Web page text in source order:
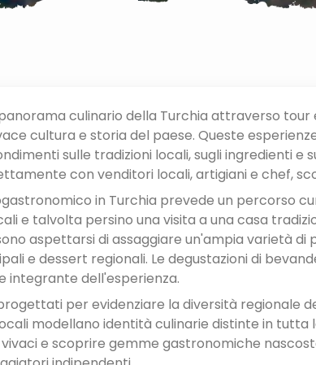
culinario della Turchia attraverso
cultura e storia del paese. Queste
sulle tradizioni locali, sugli ingredienti e
con venditori locali, artigiani e chef,
in Turchia prevede un percorso
e talvolta persino una visita a una casa
aspettarsi di assaggiare un'ampia varietà di
e dessert regionali. Le degustazioni di
integrante dell'esperienza.
per evidenziare la diversità regionale
modellano identità culinarie distinte in
e scoprire gemme gastronomiche